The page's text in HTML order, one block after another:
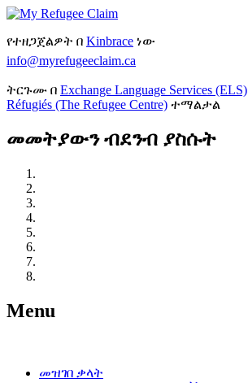
የተዘጋጀልዎት በ Kinbrace ነው
info@myrefugeeclaim.ca
ትርጉሙ በ Exchange Language Services (ELS)
Réfugiés (The Refugee Centre) ተማልታል
መመትያውን ብደንብ ያስሱት
Menu
መዝገበ ቃላት